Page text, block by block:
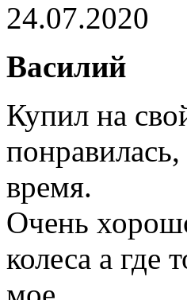
24.07.2020
Василий
Купил на
время.
Очень
колеса а где